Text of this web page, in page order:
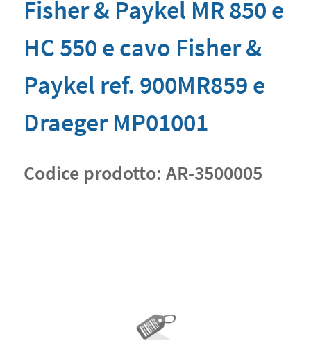
Fisher & Paykel MR 850 e
HC 550 e cavo Fisher &
Paykel ref. 900MR859 e
Draeger MP01001
Codice prodotto: AR-3500005